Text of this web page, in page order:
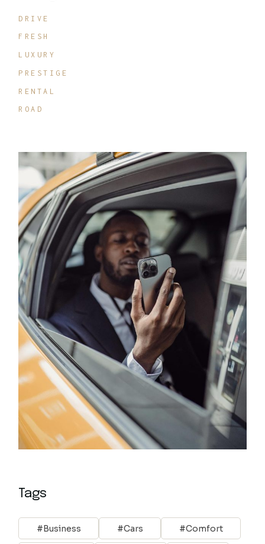
DRIVE
FRESH
LUXURY
PRESTIGE
RENTAL
ROAD
Tags
Business Cars Comfort